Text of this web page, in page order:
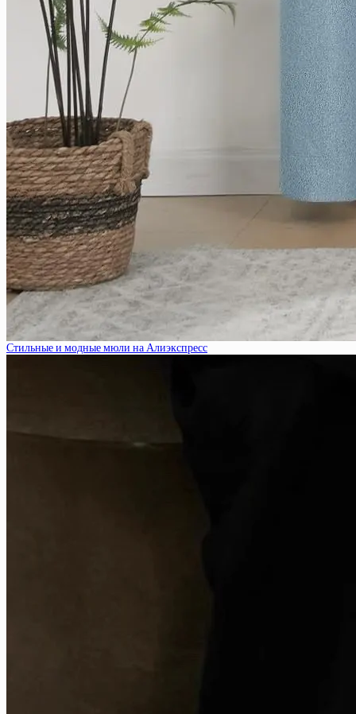
Стильные и модные мюли на Алиэкспресс